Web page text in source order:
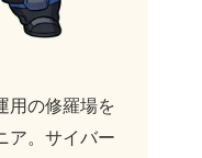
用の修羅場を
ア。サイバー